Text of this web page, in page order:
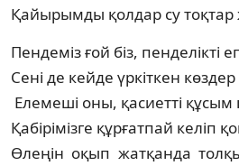
Қайырымды қолдар су
Пендеміз ғой біз, пенделікті
Сені де кейде үркіткен
Елемеші оны, қасиетті құсым
Қабірімізге құрғатпай келіп
Өлеңін оқып жатқанда